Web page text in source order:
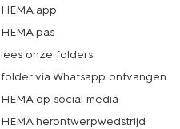
HEMA app
HEMA pas
lees onze folders
folder via Whatsapp ontvangen
HEMA op social media
HEMA herontwerpwedstrijd